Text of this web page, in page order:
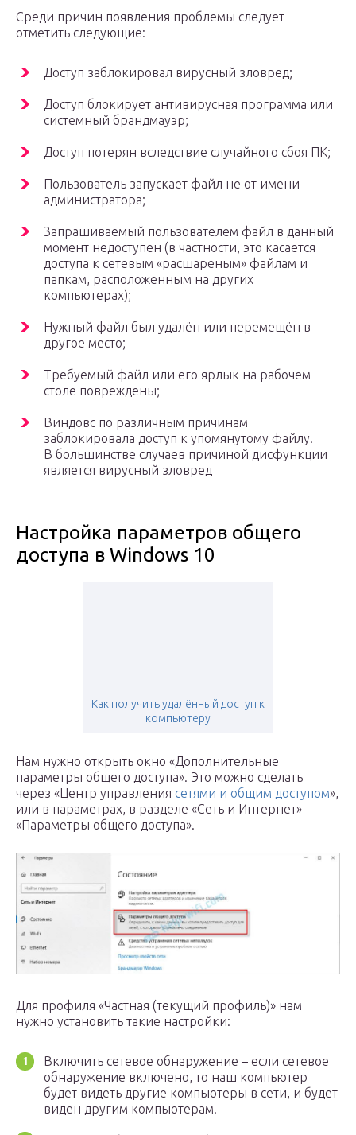
Среди причин появления проблемы следует
отметить следующие:
Доступ заблокировал вирусный зловред;
Доступ блокирует антивирусная программа или
системный брандмауэр;
Доступ потерян вследствие случайного сбоя ПК;
Пользователь запускает файл не от имени
администратора;
Запрашиваемый пользователем файл в данный
момент недоступен (в частности, это касается
доступа к сетевым «расшареным» файлам и
папкам, расположенным на других
компьютерах);
Нужный файл был удалён или перемещён в
другое место;
Требуемый файл или его ярлык на рабочем
столе повреждены;
Виндовс по различным причинам
заблокировала доступ к упомянутому файлу.
В большинстве случаев причиной дисфункции
является вирусный зловред
Настройка параметров общего
доступа в Windows 10
Как получить удалённый доступ к
компьютеру
Нам нужно открыть окно «Дополнительные
параметры общего доступа». Это можно сделать
через «Центр управления сетями и общим доступом»,
или в параметрах, в разделе «Сеть и Интернет» –
«Параметры общего доступа».
Для профиля «Частная (текущий профиль)» нам
нужно установить такие настройки:
Включить сетевое обнаружение – если сетевое
обнаружение включено, то наш компьютер
будет видеть другие компьютеры в сети, и будет
виден другим компьютерам.